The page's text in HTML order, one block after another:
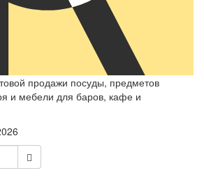
продажи посуды, предметов
и мебели для баров, кафе и